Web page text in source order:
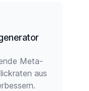
Meta-
aus